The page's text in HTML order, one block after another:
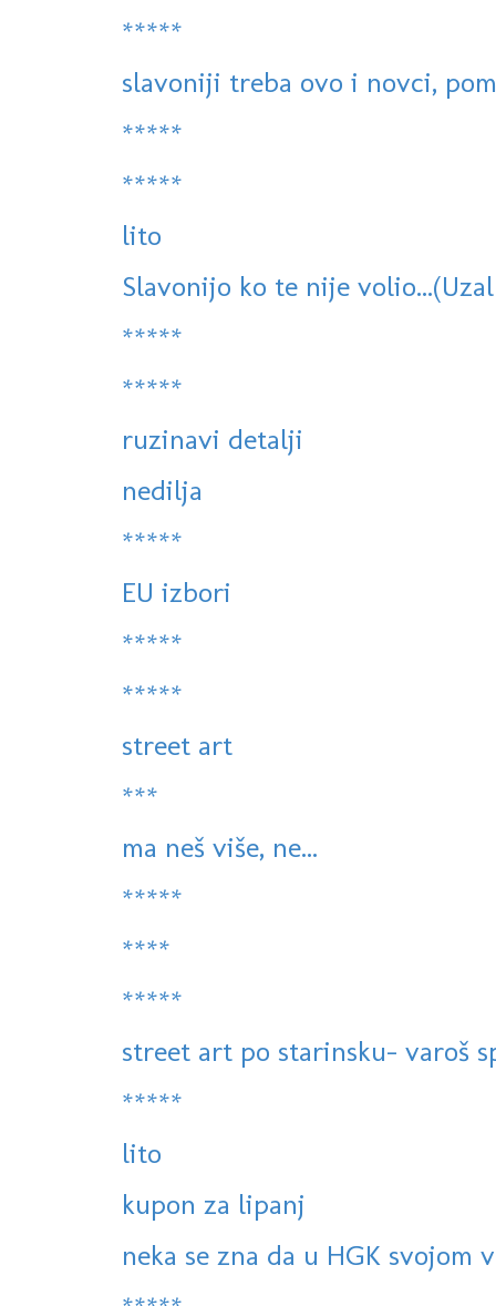
*****
slavoniji treba ovo i novci,
*****
*****
lito
Slavonijo ko te nije
*****
*****
ruzinavi detalji
nedilja
*****
EU izbori
*****
*****
street art
***
ma neš više, ne...
*****
****
*****
street art po starinsku- varoš
*****
lito
kupon za lipanj
neka se zna da u HGK svojom